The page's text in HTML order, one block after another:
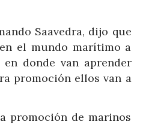
Saavedra, dijo que
el mundo marítimo a
donde van aprender
promoción ellos van a
promoción de marinos